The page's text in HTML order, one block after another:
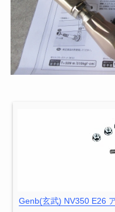
Genb(玄武) NV350 E26